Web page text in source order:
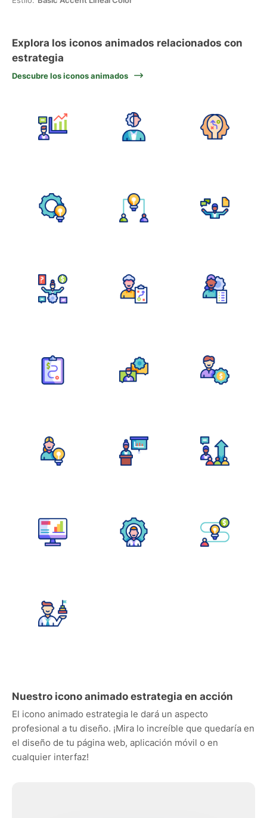
Explora los iconos animados relacionados con
estrategia
Descubre los iconos animados
Nuestro icono animado estrategia en acción
El icono animado estrategia le dará un aspecto
profesional a tu diseño. ¡Mira lo increíble que quedaría en
el diseño de tu página web, aplicación móvil o en
cualquier interfaz!